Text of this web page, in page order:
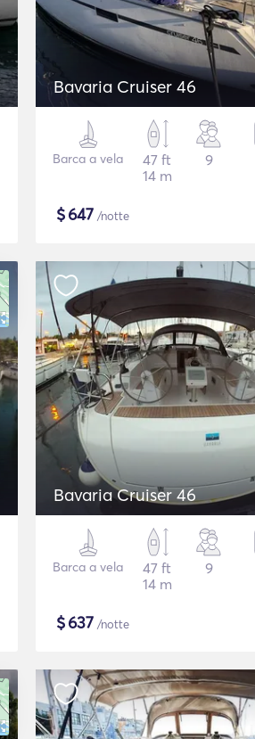
Bavaria Cruiser 46
Barca a vela
47 ft
14 m
9
$647 /notte
Bavaria Cruiser 46
Barca a vela
47 ft
14 m
9
$637 /notte